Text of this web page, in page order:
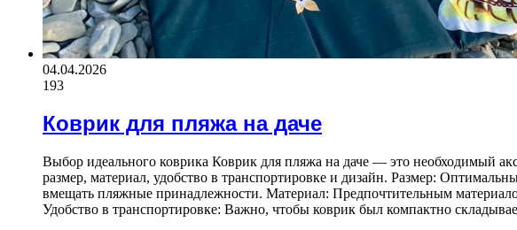
04.04.2026
193
Коврик для пляжа на даче
Выбор идеального коврика Коврик для пляжа на даче — это необходимый
размер, материал, удобство в транспортировке и дизайн. Размер:
вмещать пляжные принадлежности. Материал: Предпочтительным
Удобство в транспортировке: Важно, чтобы коврик был компактно